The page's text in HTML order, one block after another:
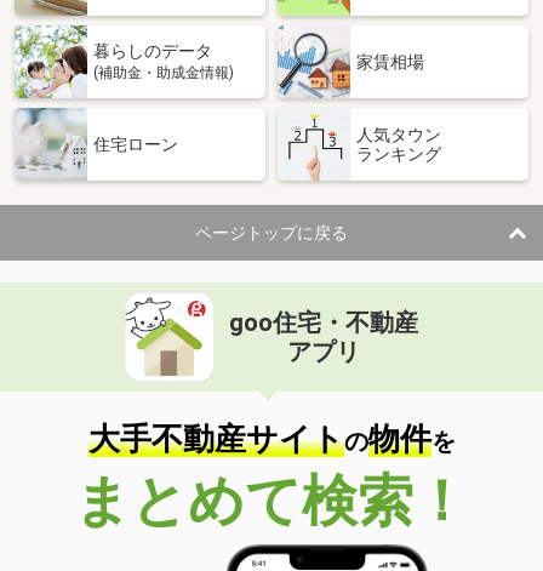
暮らしのデータ
(補助金・助成金情報)
家賃相場
住宅ローン
人気タウン
ランキング
ページトップに戻る
goo住宅・不動産
アプリ
大手不動産サイトの物件を
まとめて検索！